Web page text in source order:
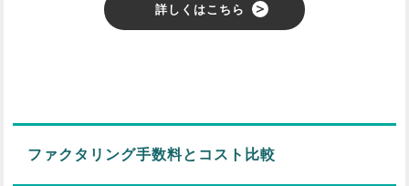
詳しくはこちら
ファクタリング手数料とコスト比較